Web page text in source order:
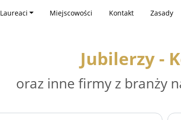
Laureaci Miejscowości Kontakt Zasady
Jubilerzy -
oraz inne firmy z branży